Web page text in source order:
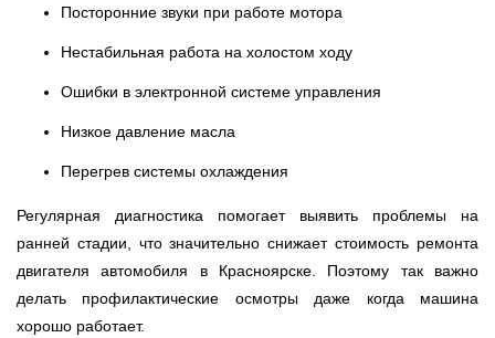
Посторонние звуки при работе мотора
Нестабильная работа на холостом ходу
Ошибки в электронной системе управления
Низкое давление масла
Перегрев системы охлаждения
Регулярная диагностика помогает выявить проблемы на
ранней стадии, что значительно снижает стоимость ремонта
двигателя автомобиля в Красноярске. Поэтому так важно
делать профилактические осмотры даже когда машина
хорошо работает.